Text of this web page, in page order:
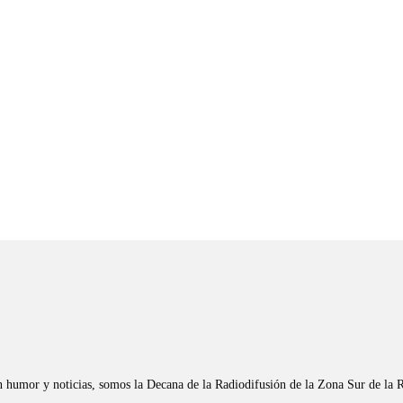
y noticias, somos la Decana de la Radiodifusión de la Zona Sur de la